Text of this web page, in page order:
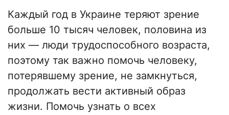
Каждый год в Украине теряют зрение
больше 10 тысяч человек, половина из
них — люди трудоспособного возраста,
поэтому так важно помочь человеку,
потерявшему зрение, не замкнуться,
продолжать вести активный образ
жизни. Помочь узнать о всех